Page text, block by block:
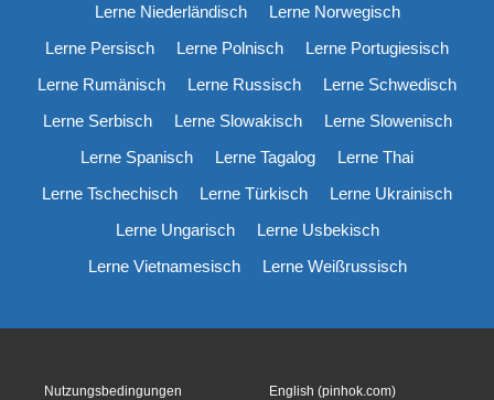
Lerne Niederländisch
Lerne Norwegisch
Lerne Persisch
Lerne Polnisch
Lerne Portugiesisch
Lerne Rumänisch
Lerne Russisch
Lerne Schwedisch
Lerne Serbisch
Lerne Slowakisch
Lerne Slowenisch
Lerne Spanisch
Lerne Tagalog
Lerne Thai
Lerne Tschechisch
Lerne Türkisch
Lerne Ukrainisch
Lerne Ungarisch
Lerne Usbekisch
Lerne Vietnamesisch
Lerne Weißrussisch
Nutzungsbedingungen English (pinhok.com)